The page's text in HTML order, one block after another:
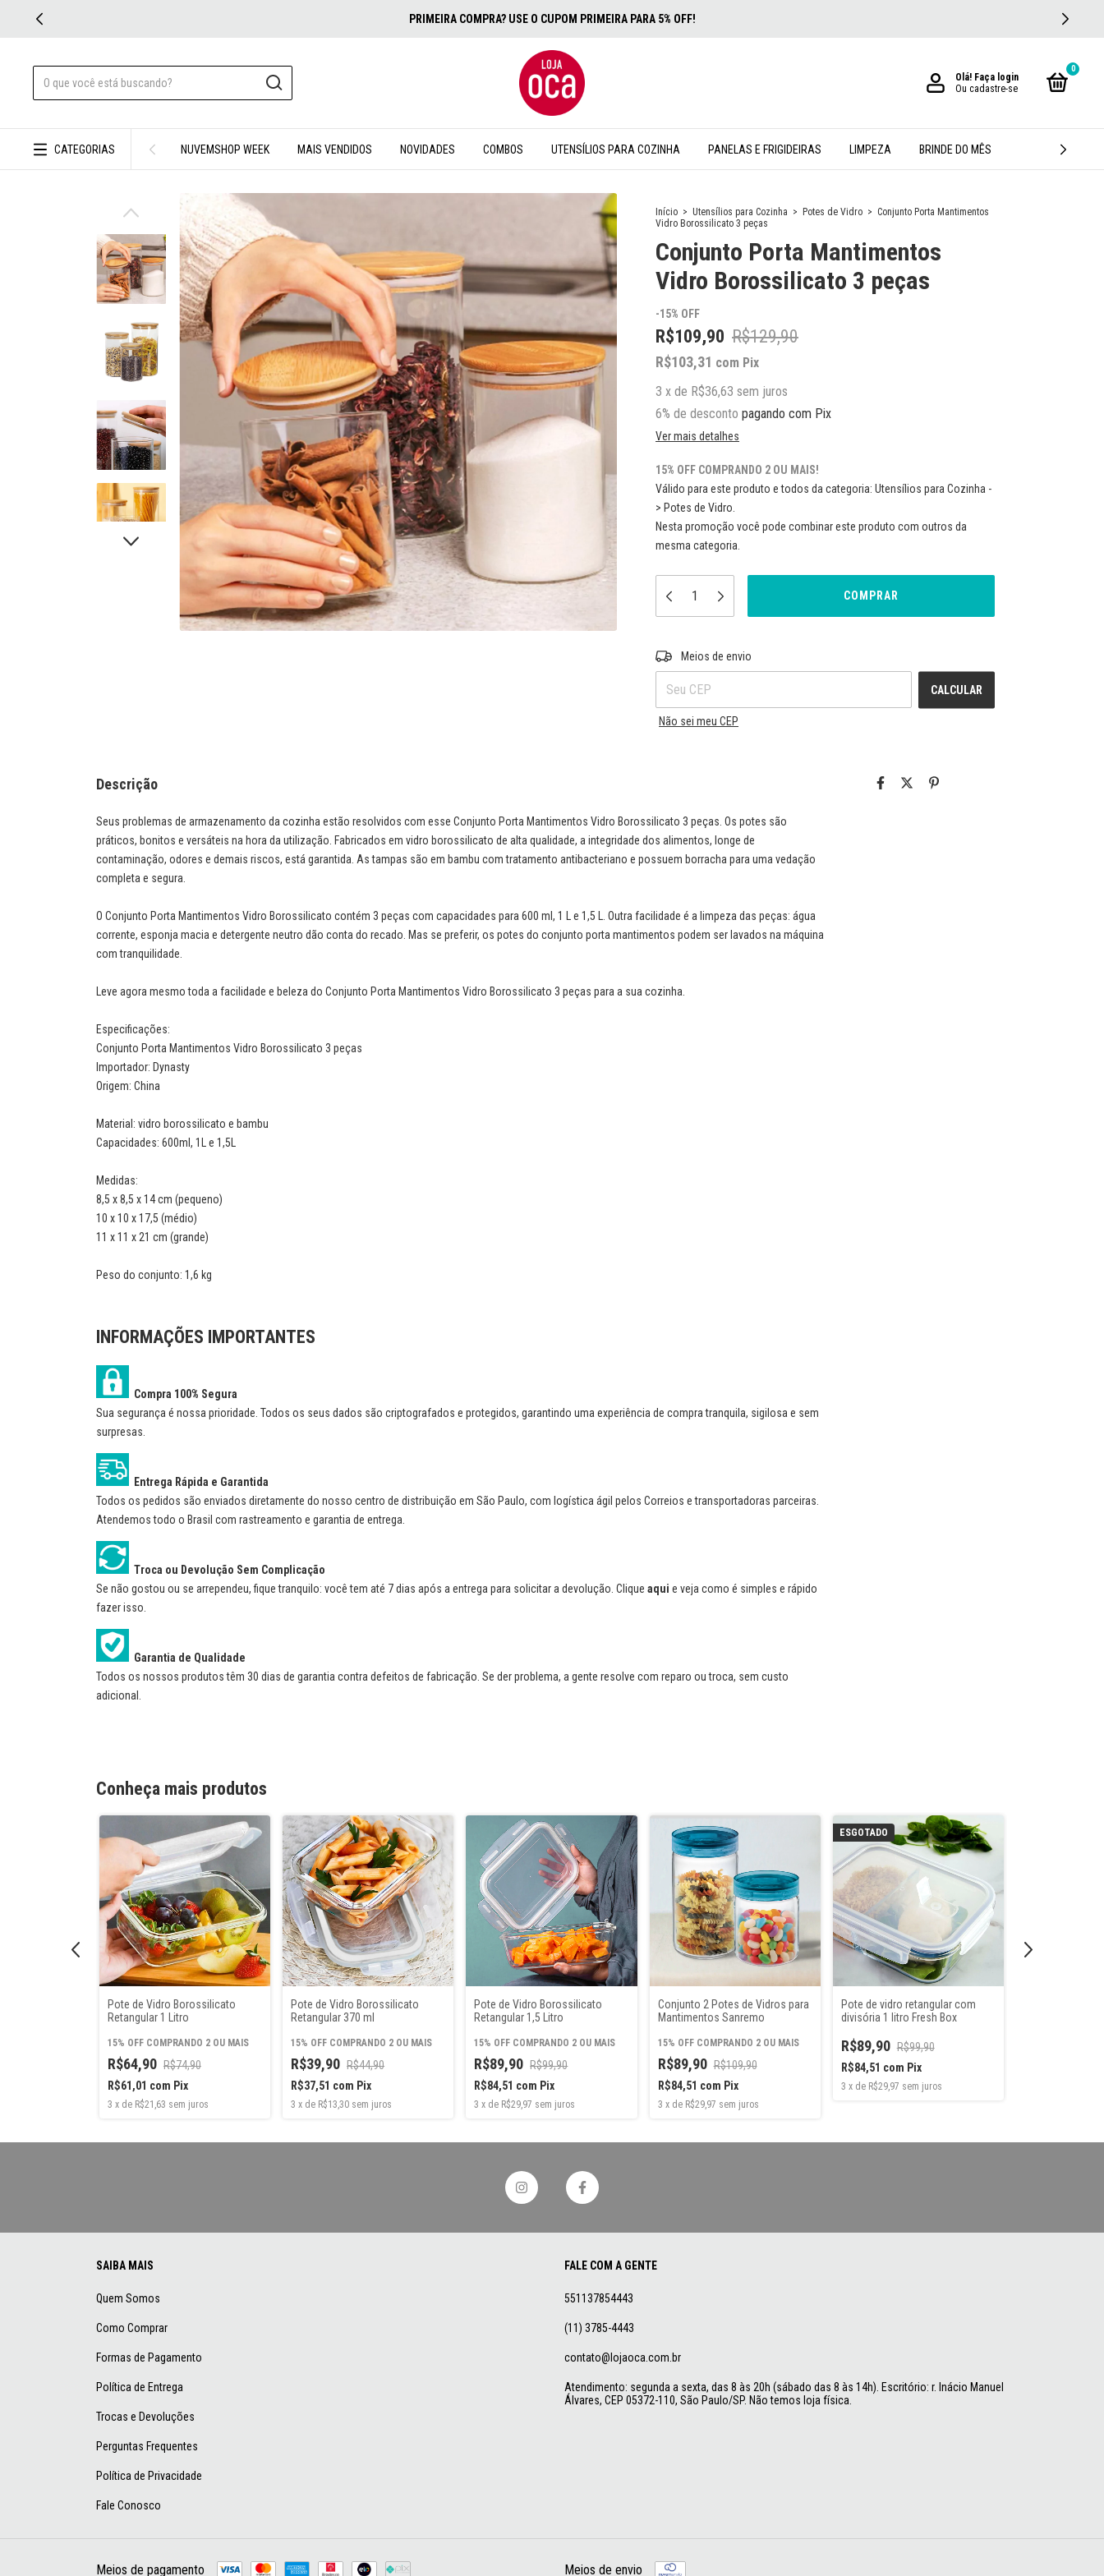
5% OFF! PIXCOU, GANHOU! 6% OFF NO PIX +
Olá! Faça login
Ou cadastre-se
0
CATEGORIAS NUVEMSHOP WEEK MAIS VENDIDOS NOVIDADES COMBOS UTENSÍLIOS PARA COZINHA PANELAS E FRIGIDEIRAS LIMPEZA BRINDE DO MÊS
Início > Utensílios para Cozinha > Potes de Vidro > Conjunto Porta Mantimentos
Vidro Borossilicato 3 peças
Conjunto Porta Mantimentos
Vidro Borossilicato 3 peças
-15% OFF
R$109,90 R$129,90
R$103,31 com Pix
3 x de R$36,63 sem juros
6% de desconto pagando com Pix
Ver mais detalhes
15% OFF COMPRANDO 2 OU MAIS!
Válido para este produto e todos da categoria: Utensílios para Cozinha -
> Potes de Vidro.
Nesta promoção você pode combinar este produto com outros da
mesma categoria.
Entregas para o CEP:
Meios de envio
CALCULAR
Não sei meu CEP
Descrição
Seus problemas de armazenamento da cozinha estão resolvidos com esse Conjunto Porta Mantimentos Vidro Borossilicato 3 peças. Os potes são
práticos, bonitos e versáteis na hora da utilização. Fabricados em vidro borossilicato de alta qualidade, a integridade dos alimentos, longe de
contaminação, odores e demais riscos, está garantida. As tampas são em bambu com tratamento antibacteriano e possuem borracha para uma vedação
completa e segura.
O Conjunto Porta Mantimentos Vidro Borossilicato contém 3 peças com capacidades para 600 ml, 1 L e 1,5 L. Outra facilidade é a limpeza das peças: água
corrente, esponja macia e detergente neutro dão conta do recado. Mas se preferir, os potes do conjunto porta mantimentos podem ser lavados na máquina
com tranquilidade.
Leve agora mesmo toda a facilidade e beleza do Conjunto Porta Mantimentos Vidro Borossilicato 3 peças para a sua cozinha.
Especificações:
Conjunto Porta Mantimentos Vidro Borossilicato 3 peças
Importador: Dynasty
Origem: China
Material: vidro borossilicato e bambu
Capacidades: 600ml, 1L e 1,5L
Medidas:
8,5 x 8,5 x 14 cm (pequeno)
10 x 10 x 17,5 (médio)
11 x 11 x 21 cm (grande)
Peso do conjunto: 1,6 kg
INFORMAÇÕES IMPORTANTES
Compra 100% Segura
Sua segurança é nossa prioridade. Todos os seus dados são criptografados e protegidos, garantindo uma experiência de compra tranquila, sigilosa e sem
surpresas.
Entrega Rápida e Garantida
Todos os pedidos são enviados diretamente do nosso centro de distribuição em São Paulo, com logística ágil pelos Correios e transportadoras parceiras.
Atendemos todo o Brasil com rastreamento e garantia de entrega.
Troca ou Devolução Sem Complicação
Se não gostou ou se arrependeu, fique tranquilo: você tem até 7 dias após a entrega para solicitar a devolução. Clique aqui e veja como é simples e rápido
fazer isso.
Garantia de Qualidade
Todos os nossos produtos têm 30 dias de garantia contra defeitos de fabricação. Se der problema, a gente resolve com reparo ou troca, sem custo
adicional.
Conheça mais produtos
Pote de Vidro Borossilicato
Retangular 1 Litro
15% OFF COMPRANDO 2 OU MAIS
R$64,90 R$74,90
R$61,01 com Pix
3 x de R$21,63 sem juros
Pote de Vidro Borossilicato
Retangular 370 ml
15% OFF COMPRANDO 2 OU MAIS
R$39,90 R$44,90
R$37,51 com Pix
3 x de R$13,30 sem juros
Pote de Vidro Borossilicato
Retangular 1,5 Litro
15% OFF COMPRANDO 2 OU MAIS
R$89,90 R$99,90
R$84,51 com Pix
3 x de R$29,97 sem juros
Conjunto 2 Potes de Vidros para
Mantimentos Sanremo
15% OFF COMPRANDO 2 OU MAIS
R$89,90 R$109,90
R$84,51 com Pix
3 x de R$29,97 sem juros
ESGOTADO
Pote de vidro retangular com
divisória 1 litro Fresh Box
R$89,90 R$99,90
R$84,51 com Pix
3 x de R$29,97 sem juros
SAIBA MAIS
Quem Somos
Como Comprar
Formas de Pagamento
Política de Entrega
Trocas e Devoluções
Perguntas Frequentes
Política de Privacidade
Fale Conosco
FALE COM A GENTE
551137854443
(11) 3785-4443
contato@lojaoca.com.br
Atendimento: segunda a sexta, das 8 às 20h (sábado das 8 às 14h). Escritório: r. Inácio Manuel
Álvares, CEP 05372-110, São Paulo/SP. Não temos loja física.
Meios de pagamento Meios de envio